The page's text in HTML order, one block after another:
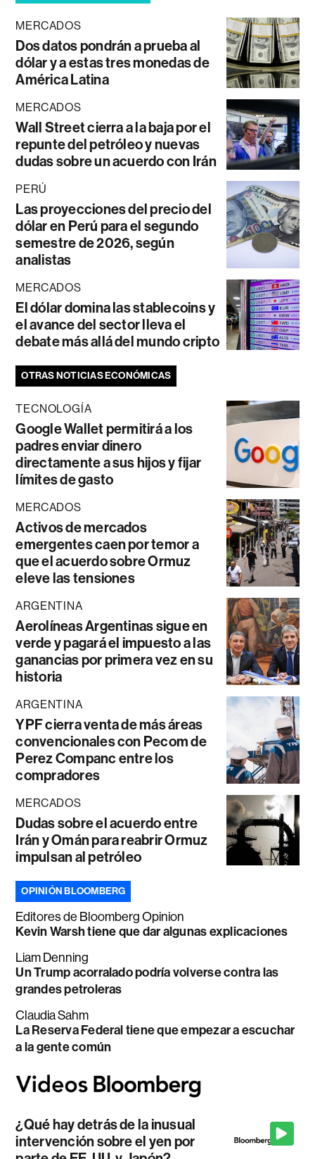
MERCADOS
Dos datos pondrán a prueba al
dólar y a estas tres monedas de
América Latina
MERCADOS
Wall Street cierra a la baja por el
repunte del petróleo y nuevas
dudas sobre un acuerdo con Irán
PERÚ
Las proyecciones del precio del
dólar en Perú para el segundo
semestre de 2026, según
analistas
MERCADOS
El dólar domina las stablecoins y
el avance del sector lleva el
debate más allá del mundo cripto
OTRAS NOTICIAS ECONÓMICAS
TECNOLOGÍA
Google Wallet permitirá a los
padres enviar dinero
directamente a sus hijos y fijar
límites de gasto
MERCADOS
Activos de mercados
emergentes caen por temor a
que el acuerdo sobre Ormuz
eleve las tensiones
ARGENTINA
Aerolíneas Argentinas sigue en
verde y pagará el impuesto a las
ganancias por primera vez en su
historia
ARGENTINA
YPF cierra venta de más áreas
convencionales con Pecom de
Perez Companc entre los
compradores
MERCADOS
Dudas sobre el acuerdo entre
Irán y Omán para reabrir Ormuz
impulsan al petróleo
OPINIÓN BLOOMBERG
Editores de Bloomberg Opinion
Kevin Warsh tiene que dar algunas explicaciones
Liam Denning
Un Trump acorralado podría volverse contra las
grandes petroleras
Claudia Sahm
La Reserva Federal tiene que empezar a escuchar
a la gente común
¿Qué hay detrás de la inusual
intervención sobre el yen por